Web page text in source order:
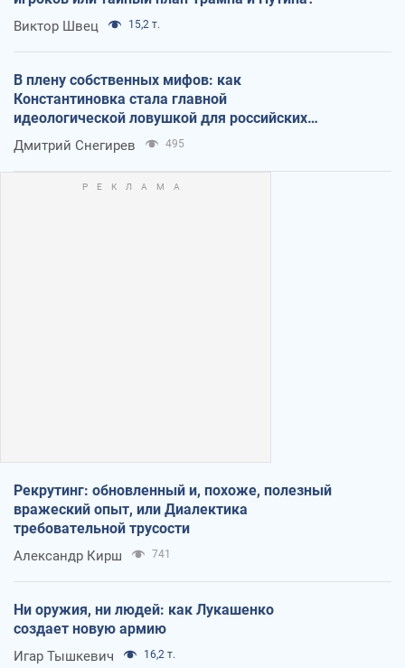
Виктор Швец 15,2 т.
В плену собственных мифов: как
Константиновка стала главной
идеологической ловушкой для российских
оккупантов
Дмитрий Снегирев 495
Рекрутинг: обновленный и, похоже, полезный
вражеский опыт, или Диалектика
требовательной трусости
Александр Кирш 741
Ни оружия, ни людей: как Лукашенко
создает новую армию
Игар Тышкевич 16,2 т.